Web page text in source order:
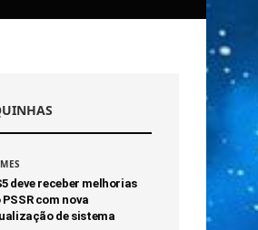
deve receber melhorias
PSSR com nova
de sistema